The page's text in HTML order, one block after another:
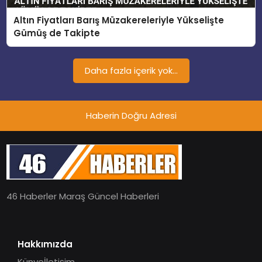
EĞITIM
Altın Fiyatları Barış Müzakereleriyle Yükselişte
Gümüş de Takipte
Daha fazla içerik yok...
Haberin Doğru Adresi
46 Haberler Maraş Güncel Haberleri
Hakkımızda